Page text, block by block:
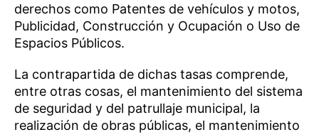
derechos como Patentes de vehículos y motos,
Publicidad, Construcción y Ocupación o Uso de
Espacios Públicos.
La contrapartida de dichas tasas comprende,
entre otras cosas, el mantenimiento del sistema
de seguridad y del patrullaje municipal, la
realización de obras públicas, el mantenimiento